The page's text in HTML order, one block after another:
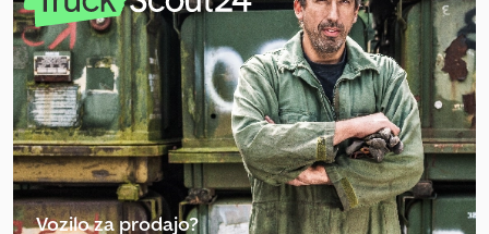
žerjav, * Mercedes Benz 2636 smetarski tovornjak + Stummer
zadnji dvigalec (verižni dvig) za izmenljive/zabojnike za smeti velike
prostornine * Nadgradnja: Stummer Medium XL * 1. lastnik,
avstrijsko vozilo * TÜV veljaven do 07/2026 * Euro 6 * Lastna teža:
16.615 kg - Skupna teža: 26.000 kg * Nosilnost: 9.310 kg - Medosna
razdalja: 3900-3900/1350-1350 mm Dcedpfxszihdgj Albsk *
Delovna prostornina: 10.677 ccm - Moč: 265 kW * Vse navedene
informacije brez garancije * Možnost napak in vmesne prodaje
pridržana * Interna številka: 58
Vozilo za prodajo?